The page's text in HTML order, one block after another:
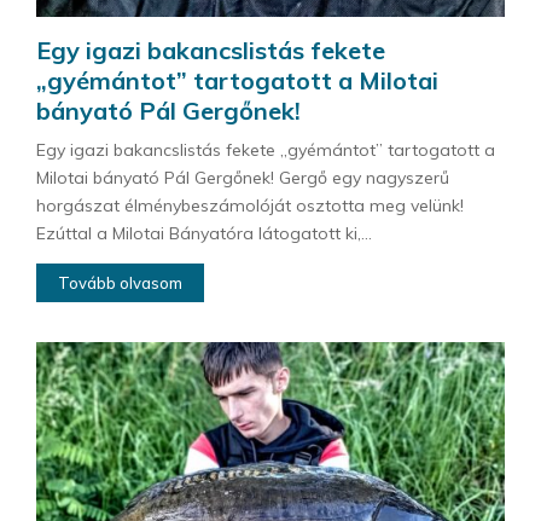
Egy igazi bakancslistás fekete
„gyémántot” tartogatott a Milotai
bányató Pál Gergőnek!
Egy igazi bakancslistás fekete „gyémántot” tartogatott a
Milotai bányató Pál Gergőnek! Gergő egy nagyszerű
horgászat élménybeszámolóját osztotta meg velünk!
Ezúttal a Milotai Bányatóra látogatott ki,...
Tovább olvasom